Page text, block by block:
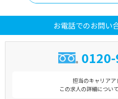
お電話でのお問い
担当のキャリアア
この求人の詳細につい